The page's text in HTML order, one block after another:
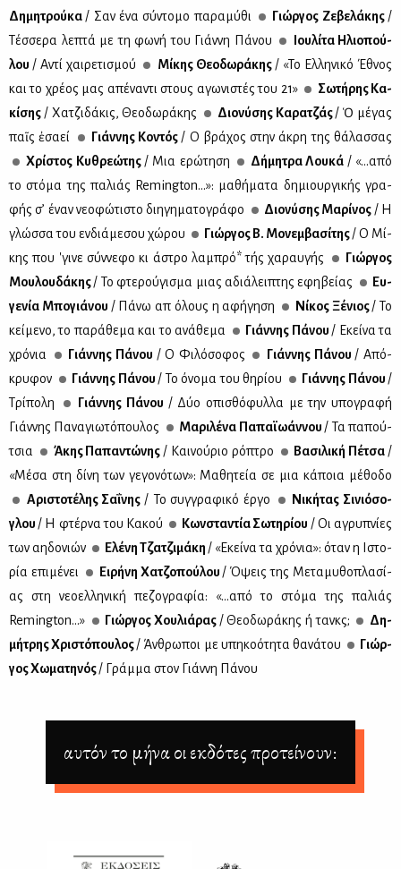
Δη­μη­τρού­κα / Σαν ένα σύ­ντο­μο πα­ρα­μύ­θι Γιώρ­γος Ζε­βε­λά­κης /
Τέσ­σε­ρα λε­πτά με τη φω­νή του Γιάν­νη Πά­νου
Ιου­λί­τα Ηλιο­πού­
λου / Αντί χαι­ρε­τι­σμού Μί­κης Θε­ο­δω­ρά­κης / «Το Ελ­λη­νι­κό Έθνος
και το χρέ­ος μας απέ­να­ντι στους αγω­νι­στές του ᾽21»
Σω­τή­ρης Κα­
κί­σης / Χα­τζι­δά­κις, Θε­ο­δω­ρά­κης Διο­νύ­σης Κα­ρα­τζάς/ Ὁ μέ­γας
παῖς ἐσα­εί
Γιάν­νης Κο­ντός / Ο βρά­χος στην άκρη της θά­λασ­σας
Χρί­στος Κυ­θρε­ώ­της / Μια ερώ­τη­ση Δή­μη­τρα Λου­κά / «…από
το στό­μα της πα­λιάς Remington…»: μα­θή­μα­τα δη­μιουρ­γι­κής γρα­
φής σ’ έναν νε­ο­φώ­τι­στο δι­η­γη­μα­το­γρά­φο
Διο­νύ­σης Μα­ρί­νος / Η
γλώσ­σα του εν­διά­με­σου χώ­ρου
Γιώρ­γος Β. Μο­νεμ­βα­σί­της/ Ο Μί­
κης που 'γι­νε σύν­νε­φο κι άστρο λα­μπρό* τής χα­ραυ­γής
Γιώρ­γος
Μου­λου­δά­κης/ Το φτε­ρού­γι­σμα μιας αδιά­λει­πτης εφη­βεί­ας
Ευ­
γε­νία Μπο­γιά­νου / Πά­νω απ᾽ όλους η αφή­γη­ση Νί­κος Ξέ­νιος/ Το
κεί­με­νο, το πα­ρά­θε­μα και το ανά­θε­μα
Γιάν­νης Πά­νου / Εκεί­να τα
χρό­νια
Γιάν­νης Πά­νου / Ο Φι­λό­σο­φος Γιάν­νης Πά­νου / Από­
κρυ­φον
Γιάν­νης Πά­νου / Το όνο­μα του θη­ρί­ου Γιάν­νης Πά­νου /
Τρί­πο­λη
Γιάν­νης Πά­νου / Δύο οπι­σθό­φυλ­λα με την υπο­γρα­φή
Γιάν­νης Πα­να­γιω­τό­που­λος
Μα­ρι­λέ­να Πα­παϊ­ω­άν­νου / Τα πα­πού­
τσια
Άκης Πα­πα­ντώ­νης / Και­νού­ριο ρό­πτρο Βα­σι­λι­κή Πέ­τσα /
«Μέ­σα στη δί­νη των γε­γο­νό­των»: Μα­θη­τεία σε μια κά­ποια μέ­θο­δο
Αρι­στο­τέ­λης Σα­ΐ­νης / To συγ­γρα­φι­κό έρ­γο
Νι­κή­τας Σι­νιό­σο­
γλου / Η φτέρ­να του Κα­κού Κων­στα­ντία Σω­τη­ρί­ου / Οι αγρυ­πνί­ες
των αη­δο­νιών
Ελέ­νη Τζα­τζι­μά­κη / «Εκεί­να τα χρό­νια»: όταν η Ιστο­
ρία επι­μέ­νει
Ει­ρή­νη Χα­τζο­πού­λου / Όψεις της Με­τα­μυ­θο­πλα­σί­
ας στη νε­ο­ελ­λη­νι­κή πε­ζο­γρα­φία: «…από το στό­μα της πα­λιάς
Remington…»
Γιώρ­γος Χου­λιά­ρας / Θε­ο­δω­ρά­κης ή τανκς;
Δη­
μή­τρης Χρι­στό­που­λος/ Άν­θρω­ποι με υπη­κο­ό­τη­τα θα­νά­του
Γιώρ­
γος Χω­μα­τη­νός/ Γράμ­μα στον Γιάν­νη Πά­νου
αυτόν το μήνα οι εκδότες προτείνουν: